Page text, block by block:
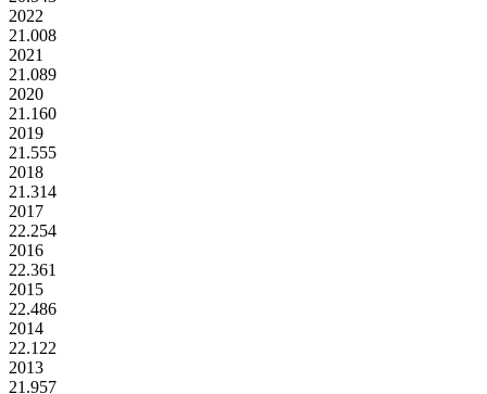
2022
21.008
2021
21.089
2020
21.160
2019
21.555
2018
21.314
2017
22.254
2016
22.361
2015
22.486
2014
22.122
2013
21.957